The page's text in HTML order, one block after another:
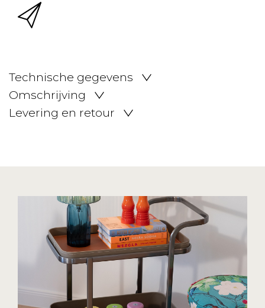
Technische gegevens
Omschrijving
Levering en retour